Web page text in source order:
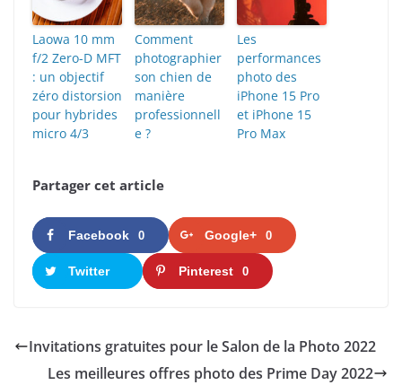
Laowa 10 mm
f/2 Zero-D MFT
: un objectif
zéro distorsion
pour hybrides
micro 4/3
Comment
photographier
son chien de
manière
professionnell
e ?
Les
performances
photo des
iPhone 15 Pro
et iPhone 15
Pro Max
Partager cet article
Facebook 0 Google+ 0
Twitter Pinterest 0
Invitations gratuites pour le Salon de la Photo 2022
Les meilleures offres photo des Prime Day 2022